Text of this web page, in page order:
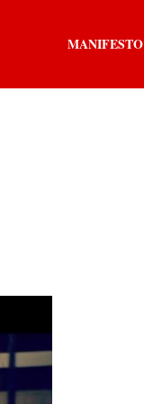
MANIFESTO